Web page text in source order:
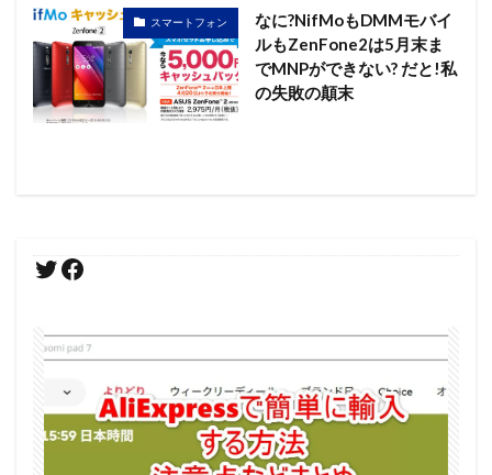
スマートフォン
なに?NifMoもDMMモバイ
ルもZenFone2は5月末ま
でMNPができない? だと!私
の失敗の顛末